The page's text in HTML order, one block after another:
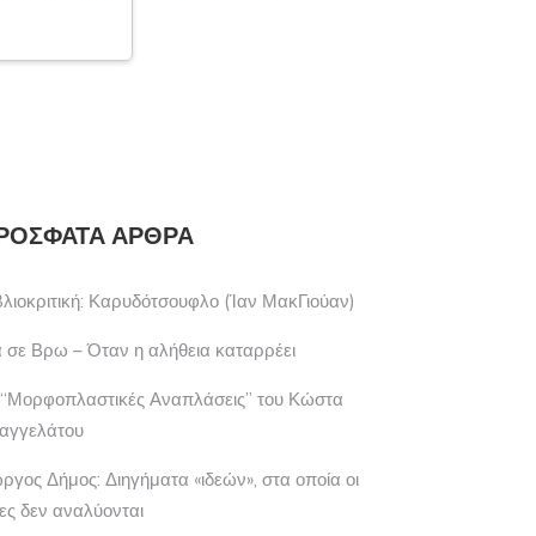
ΜΠΟΡΏ…
ΆΡΘΡΑ
Καρυδότσουφλο (Ίαν ΜακΓιούαν)
Βρω – Όταν η αλήθεια καταρρέει
Αναπλάσεις” του Κώστα
Δήμος: Διηγήματα «ιδεών», στα οποία οι
δεν αναλύονται